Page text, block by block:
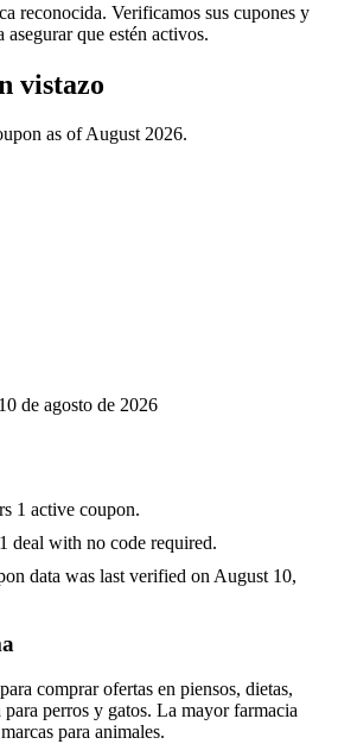
reconocida. Verificamos sus cupones y
asegurar que estén activos.
vistazo
as of August 2026.
10 de agosto de 2026
1 active coupon.
deal with no code required.
data was last verified on August 10,
comprar ofertas en piensos, dietas,
perros y gatos. La mayor farmacia
para animales.